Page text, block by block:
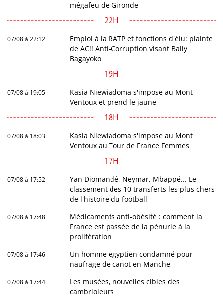
mégafeu de Gironde
22H
07/08 à 22:12
Emploi à la RATP et fonctions d'élu: plainte
de AC!! Anti-Corruption visant Bally
Bagayoko
19H
07/08 à 19:05
Kasia Niewiadoma s'impose au Mont
Ventoux et prend le jaune
18H
07/08 à 18:03
Kasia Niewiadoma s'impose au Mont
Ventoux au Tour de France Femmes
17H
07/08 à 17:52
Yan Diomandé, Neymar, Mbappé... Le
classement des 10 transferts les plus chers
de l'histoire du football
07/08 à 17:48
Médicaments anti-obésité : comment la
France est passée de la pénurie à la
prolifération
07/08 à 17:46
Un homme égyptien condamné pour
naufrage de canot en Manche
07/08 à 17:44
Les musées, nouvelles cibles des
cambrioleurs